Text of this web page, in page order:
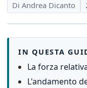
Di Andrea Dicanto
IN QUESTA
La forza
L'andamento